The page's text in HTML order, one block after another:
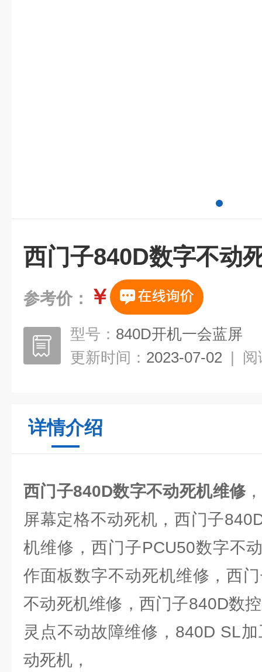
西门子840D数字不动
参考价： ￥
型号： 840D开机一会蓝屏
更新时间： 2023-07-02 | 阅
详情介绍
西门子840D数字不动死机维修
屏幕定格不动死机，西门子
机维修，西门子PCU50数字不
作面板数字不动死机维修，西
不动死机维修，西门子840D数
灵点不动故障维修，840D SL
动死机，